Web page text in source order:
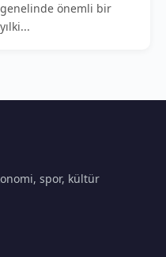
önemli bir
spor, kültür